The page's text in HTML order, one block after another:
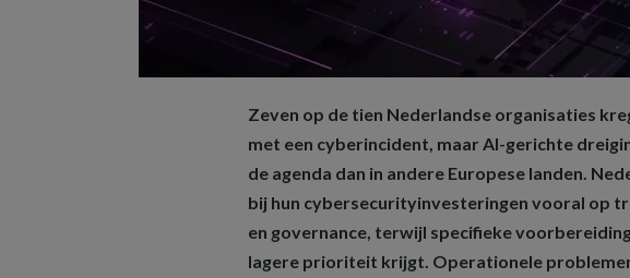
Zeven op de tien Nederlandse organisaties
met een cyberincident, maar AI-gerichte
de agenda dan in andere Europese landen.
bij hun cybersecurityinvesteringen vooral op
en governance, terwijl specifieke
lagere prioriteit krijgt. Operationele